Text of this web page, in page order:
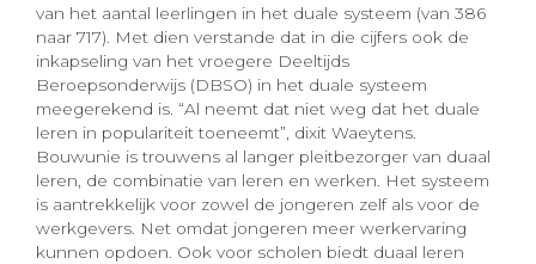
van het aantal leerlingen in het duale systeem (van 386
naar 717). Met dien verstande dat in die cijfers ook de
inkapseling van het vroegere Deeltijds
Beroepsonderwijs (DBSO) in het duale systeem
meegerekend is. “Al neemt dat niet weg dat het duale
leren in populariteit toeneemt”, dixit Waeytens.
Bouwunie is trouwens al langer pleitbezorger van duaal
leren, de combinatie van leren en werken. Het systeem
is aantrekkelijk voor zowel de jongeren zelf als voor de
werkgevers. Net omdat jongeren meer werkervaring
kunnen opdoen. Ook voor scholen biedt duaal leren